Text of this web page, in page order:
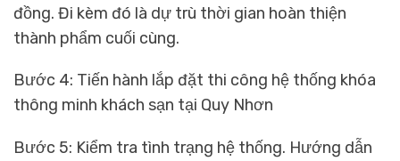
đồng. Đi kèm đó là dự trù thời gian hoàn thiện
thành phẩm cuối cùng.
Bước 4: Tiến hành lắp đặt thi công hệ thống khóa
thông minh khách sạn tại Quy Nhơn
Bước 5: Kiểm tra tình trạng hệ thống. Hướng dẫn